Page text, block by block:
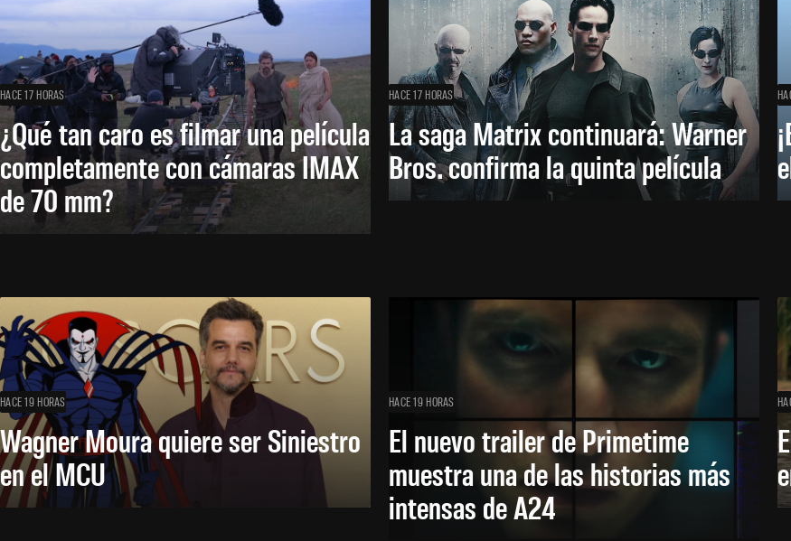
HACE 17 HORAS
¿Qué tan caro es filmar una película
completamente con cámaras IMAX
de 70 mm?
HACE 17 HORAS
La saga Matrix continuará: Warner
Bros. confirma la quinta película
HACE 19 HORAS
Wagner Moura quiere ser Siniestro
en el MCU
HACE 19 HORAS
El nuevo trailer de Primetime
muestra una de las historias más
intensas de A24